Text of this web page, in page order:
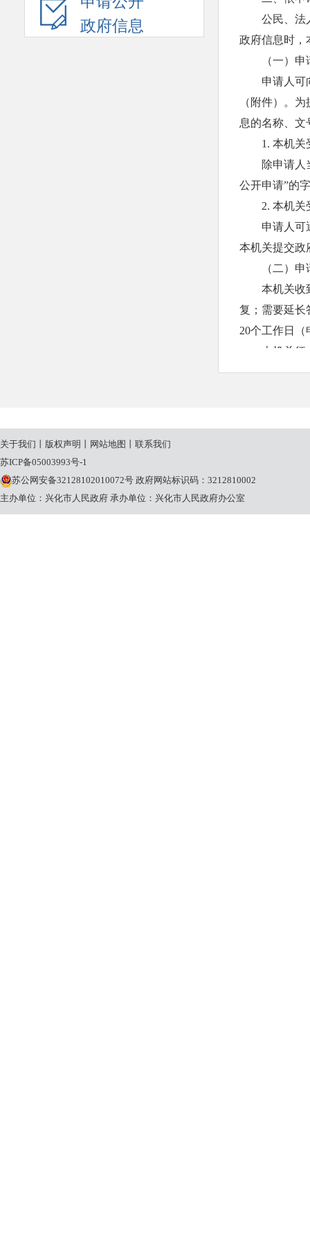
政府信息
公民、法
政府信息时，
（一）
申请人可
（附件）。
息的名称、文
1. 本机
除申请人
公开申请”的
2. 本机
申请人可
本机关提交政
（二）
本机关收
复；需要延长
20个工作日
本机关
申请人申
关将按照《国
定收取信息处
关于我们 版权声明 网站地图
联系我们
苏ICP备05003993号-1
苏公网安备32128102010072号 政府网站标识码：3212810002
主办单位：兴化市人民政府 承办单位：兴化市人民政府办公室